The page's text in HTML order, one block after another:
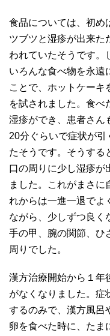
食品については、初め
ツブツと湿疹が出来た
われていたそうです。
いろんな食べ物を永遠
ことで、ホットケーキ
を試されました。食べ
湿疹ができ、患者さん
20分ぐらいで症状が
たそうです。そうする
口の周りに少し湿疹が
ました。これがまさに
れからは一進一退でよ
ながら、少しずつ良く
手の甲、腕の関節、ひ
周りでした。
漢方治療開始から１年
がなくなりました。症
するのみで、漢方風呂
卵を食べた時に、たま